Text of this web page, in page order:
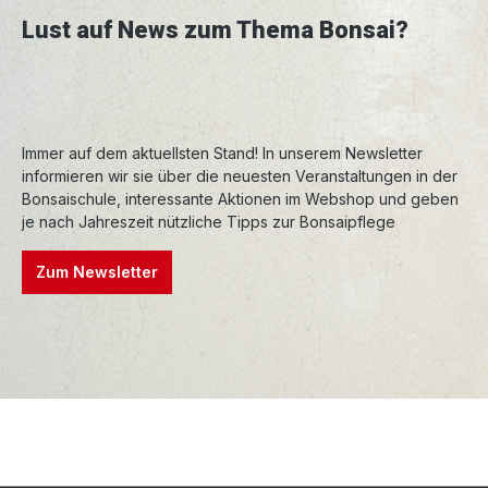
Verwendung durch ihre enorme Haltbarkeit
überzeugen.
Lust auf News zum Thema Bonsai?
Immer auf dem aktuellsten Stand! In unserem Newsletter
informieren wir sie über die neuesten Veranstaltungen in der
Bonsaischule, interessante Aktionen im Webshop und geben
je nach Jahreszeit nützliche Tipps zur Bonsaipflege
Zum Newsletter